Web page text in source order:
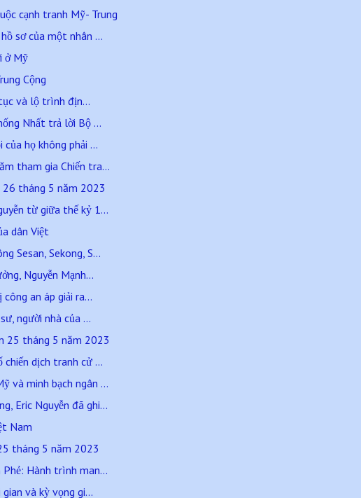
cạnh tranh Mỹ- Trung
sơ của một nhân ...
ở Mỹ
Cộng
và lộ trình địn...
Nhất trả lời Bộ ...
của họ không phải ...
tham gia Chiến tra...
26 tháng 5 năm 2023
từ giữa thế kỷ 1...
dân Việt
Sesan, Sekong, S...
Nguyễn Mạnh...
an áp giải ra...
người nhà của ...
25 tháng 5 năm 2023
chiến dịch tranh cử ...
và minh bạch ngân ...
Eric Nguyễn đã ghi...
Nam
tháng 5 năm 2023
Phẻ: Hành trình man...
và kỳ vọng gi...